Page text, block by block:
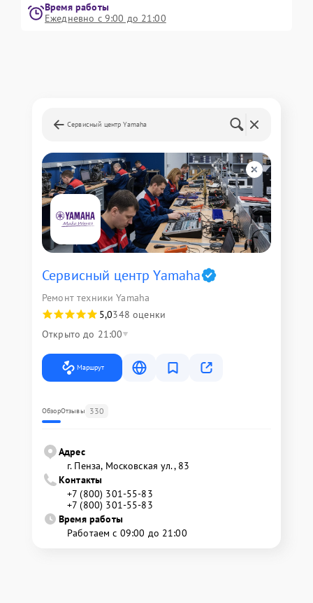
Время работы
Ежедневно с 9:00 до 21:00
Сервисный центр Yamaha
Сервисный центр Yamaha
Ремонт техники Yamaha
5,0348 оценки
Открыто до 21:00
Маршрут
ОбзорОтзывы 330
Адрес
г. Пенза, Московская ул., 83
Контакты
+7 (800) 301-55-83
+7 (800) 301-55-83
Время работы
Работаем с 09:00 до 21:00